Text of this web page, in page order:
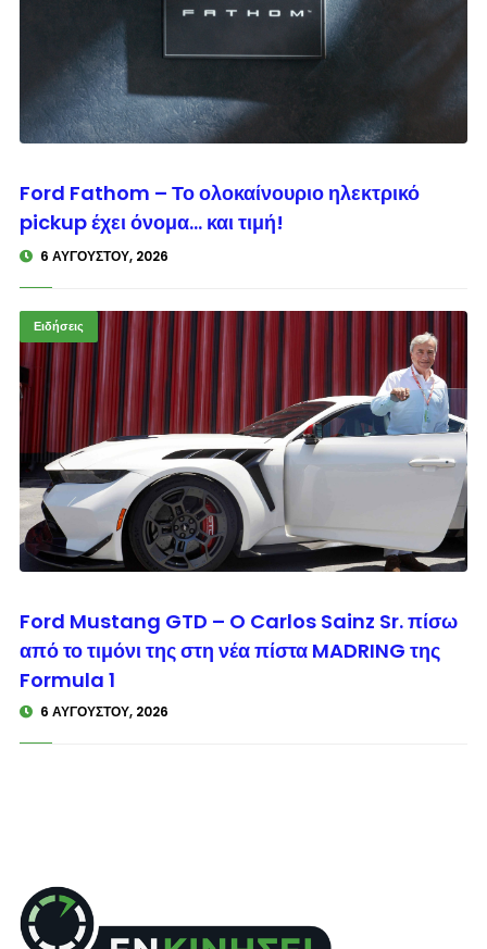
© enkinisi.gr
Ford Fathom – Το ολοκαίνουριο ηλεκτρικό
pickup έχει όνομα… και τιμή!
6 ΑΥΓΟΎΣΤΟΥ, 2026
Ειδήσεις
© enkinisi.gr
Ford Mustang GTD – O Carlos Sainz Sr. πίσω
από το τιμόνι της στη νέα πίστα MADRING της
Formula 1
6 ΑΥΓΟΎΣΤΟΥ, 2026